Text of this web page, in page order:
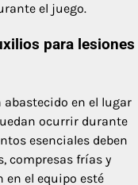
el juego.
para lesiones
en el lugar
ocurrir durante
esenciales deben
compresas frías y
en el equipo esté